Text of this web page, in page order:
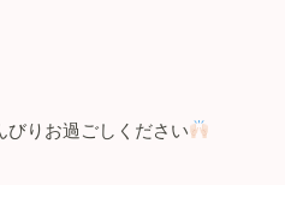
りお過ごしください